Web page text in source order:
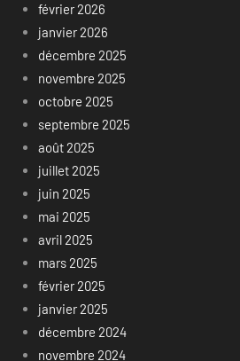
février 2026
janvier 2026
décembre 2025
novembre 2025
octobre 2025
septembre 2025
août 2025
juillet 2025
juin 2025
mai 2025
avril 2025
mars 2025
février 2025
janvier 2025
décembre 2024
novembre 2024